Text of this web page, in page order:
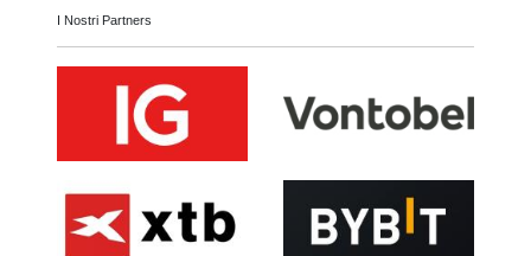
I Nostri Partners